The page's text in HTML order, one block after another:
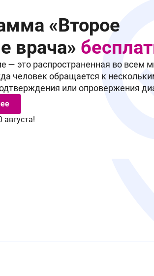
«Второе
врача»
— это распространенная во всем
человек обращается к
или опровержения
августа!